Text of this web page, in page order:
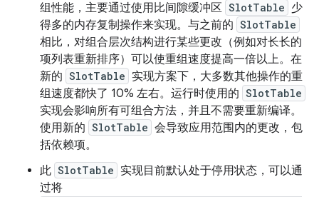
组性能，主要通过使用比间隙缓冲区 SlotTable 少
得多的内存复制操作来实现。与之前的 SlotTable
相比，对组合层次结构进行某些更改（例如对长长的
项列表重新排序）可以使重组速度提高一倍以上。在
新的 SlotTable 实现方案下，大多数其他操作的重
组速度都快了 10% 左右。运行时使用的 SlotTable
实现会影响所有可组合方法，并且不需要重新编译。
使用新的 SlotTable 会导致应用范围内的更改，包
括依赖项。
此 SlotTable 实现目前默认处于停用状态，可以通
过将